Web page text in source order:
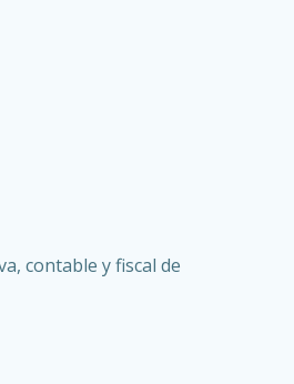
contable y fiscal de